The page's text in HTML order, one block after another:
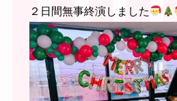
２日間無事終演しました